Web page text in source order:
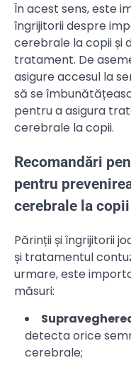
În acest sens, este
îngrijitorii despre
cerebrale la copii și
tratament. De
asigure accesul la
să se
pentru a asigura
cerebrale la copii.
Recomandări
pentru
cerebrale la copii
Părinții și îngrijitorii
și tratamentul
urmare, este
măsuri:
detecta orice
cerebrale;